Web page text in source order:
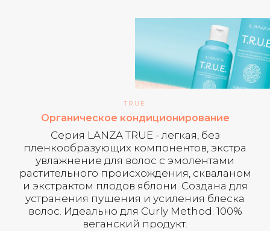
TRUE
Органическое кондиционирование
Серия LANZA TRUE - легкая, без
пленкообразующих компонентов, экстра
увлажнение для волос с эмолентами
растительного происхождения, скваланом
и экстрактом плодов яблони. Создана для
устранения пушения и усиления блеска
волос. Идеально для Curly Method. 100%
веганский продукт.